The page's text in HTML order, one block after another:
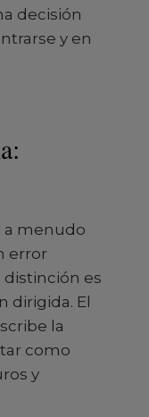
decisión
y en
a menudo
error
es
dirigida. El
la
como
y